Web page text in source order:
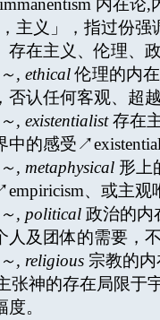
immanentism 内在论
主义」，指过份
存在主义、伦理、
～, ethical伦理的内
否认任何客观、超
～, existentialist存在
中的感受
～, metaphysical 形上
、或主观
～, political 政治的内
人及团体的需要，
～, religious 宗教的
张神的存在局限于
度。